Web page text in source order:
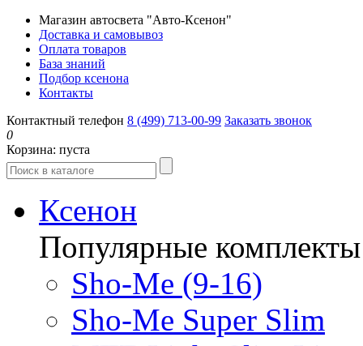
Магазин автосвета "Авто-Ксенон"
Доставка и самовывоз
Оплата товаров
База знаний
Подбор ксенона
Контакты
Контактный телефон 8 (499) 713-00-99 Заказать звонок
0
Корзина: пуста
Ксенон
Популярные комплекты
Sho-Me (9-16)
Sho-Me Super Slim